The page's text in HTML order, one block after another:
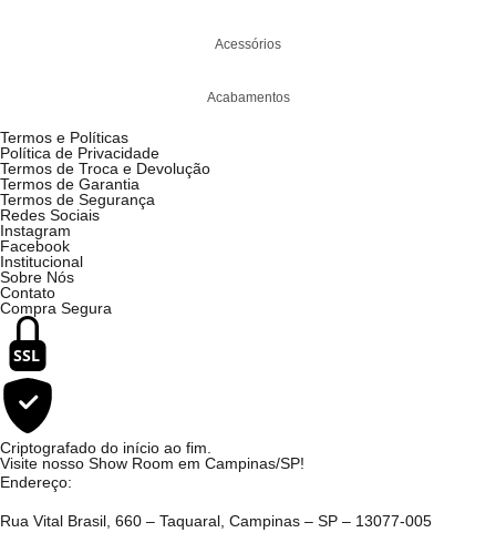
Acessórios
Acabamentos
Termos e Políticas
Política de Privacidade
Termos de Troca e Devolução
Termos de Garantia
Termos de Segurança
Redes Sociais
Instagram
Facebook
Institucional
Sobre Nós
Contato
Compra Segura
SSL
Criptografado do início ao fim.
Visite nosso Show Room em Campinas/SP!
Endereço:
Rua Vital Brasil, 660 – Taquaral, Campinas – SP – 13077-005